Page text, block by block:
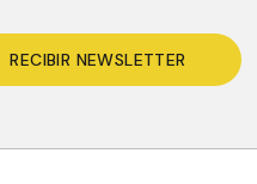
RECIBIR NEWSLETTER